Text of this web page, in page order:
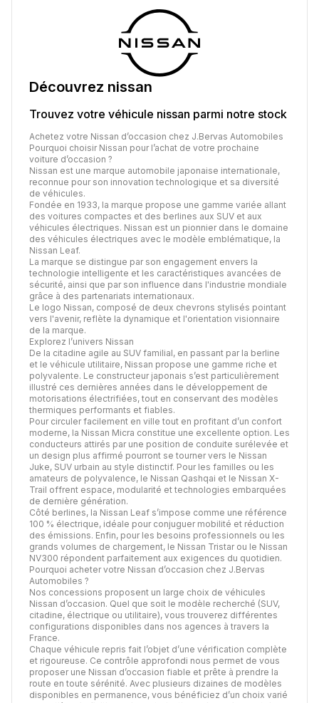
Découvrez nissan
Trouvez votre véhicule nissan parmi notre stock
Achetez votre Nissan d’occasion chez J.Bervas Automobiles
Pourquoi choisir Nissan pour l’achat de votre prochaine
voiture d’occasion ?
Nissan est une marque automobile japonaise internationale,
reconnue pour son innovation technologique et sa diversité
de véhicules.
Fondée en 1933, la marque propose une gamme variée allant
des voitures compactes et des berlines aux SUV et aux
véhicules électriques. Nissan est un pionnier dans le domaine
des véhicules électriques avec le modèle emblématique, la
Nissan Leaf.
La marque se distingue par son engagement envers la
technologie intelligente et les caractéristiques avancées de
sécurité, ainsi que par son influence dans l'industrie mondiale
grâce à des partenariats internationaux.
Le logo Nissan, composé de deux chevrons stylisés pointant
vers l'avenir, reflète la dynamique et l'orientation visionnaire
de la marque.
Explorez l’univers Nissan
De la citadine agile au SUV familial, en passant par la berline
et le véhicule utilitaire, Nissan propose une gamme riche et
polyvalente. Le constructeur japonais s’est particulièrement
illustré ces dernières années dans le développement de
motorisations électrifiées, tout en conservant des modèles
thermiques performants et fiables.
Pour circuler facilement en ville tout en profitant d’un confort
moderne, la Nissan Micra constitue une excellente option. Les
conducteurs attirés par une position de conduite surélevée et
un design plus affirmé pourront se tourner vers le Nissan
Juke, SUV urbain au style distinctif. Pour les familles ou les
amateurs de polyvalence, le Nissan Qashqai et le Nissan X-
Trail offrent espace, modularité et technologies embarquées
de dernière génération.
Côté berlines, la Nissan Leaf s’impose comme une référence
100 % électrique, idéale pour conjuguer mobilité et réduction
des émissions. Enfin, pour les besoins professionnels ou les
grands volumes de chargement, le Nissan Tristar ou le Nissan
NV300 répondent parfaitement aux exigences du quotidien.
Pourquoi acheter votre Nissan d’occasion chez J.Bervas
Automobiles ?
Nos concessions proposent un large choix de véhicules
Nissan d’occasion. Quel que soit le modèle recherché (SUV,
citadine, électrique ou utilitaire), vous trouverez différentes
configurations disponibles dans nos agences à travers la
France.
Chaque véhicule repris fait l’objet d’une vérification complète
et rigoureuse. Ce contrôle approfondi nous permet de vous
proposer une Nissan d’occasion fiable et prête à prendre la
route en toute sérénité. Avec plusieurs dizaines de modèles
disponibles en permanence, vous bénéficiez d’un choix varié